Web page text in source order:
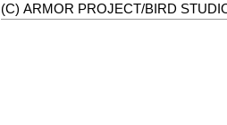
(C) ARMOR PROJECT/BIRD